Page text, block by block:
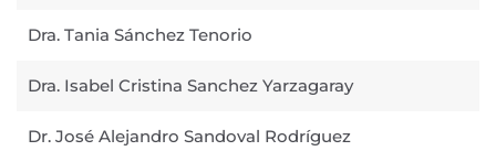
Dra. Tania Sánchez Tenorio
Dra. Isabel Cristina Sanchez Yarzagaray
Dr. José Alejandro Sandoval Rodríguez